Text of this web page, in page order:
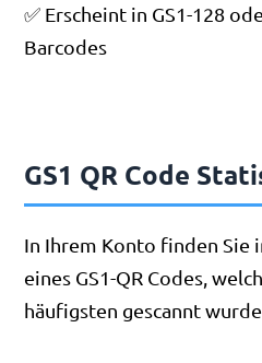
✅ Erscheint in GS1-128
Barcodes
GS1 QR Code
In Ihrem Konto finden Sie
eines GS1-QR Codes,
häufigsten gescannt wurde.